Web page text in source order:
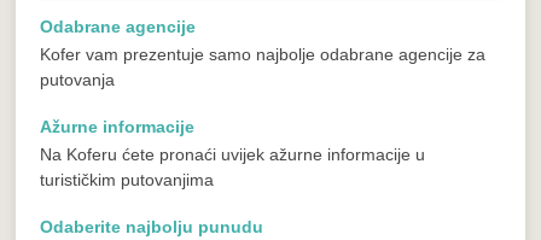
Odabrane agencije
Kofer vam prezentuje samo najbolje odabrane agencije za
putovanja
Ažurne informacije
Na Koferu ćete pronaći uvijek ažurne informacije u
turističkim putovanjima
Odaberite najbolju punudu